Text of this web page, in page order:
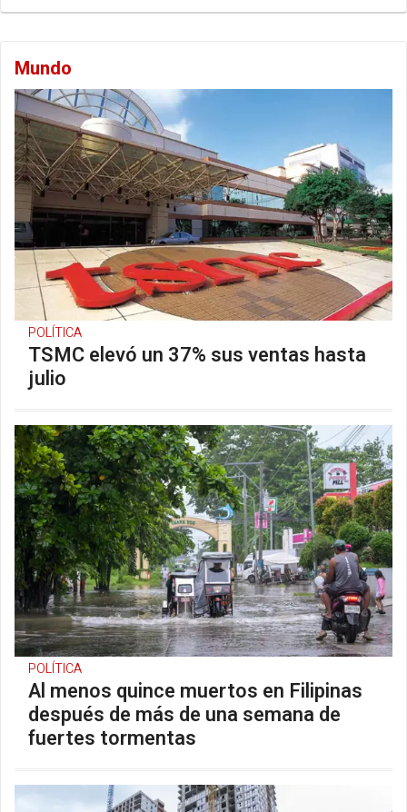
Mundo
POLÍTICA
TSMC elevó un 37% sus ventas hasta
julio
POLÍTICA
Al menos quince muertos en Filipinas
después de más de una semana de
fuertes tormentas